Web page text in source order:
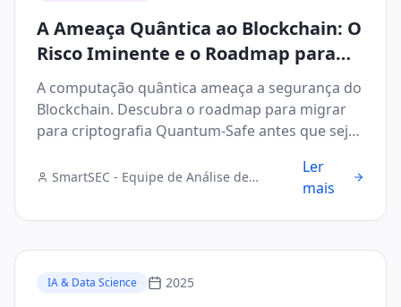
A Ameaça Quântica ao Blockchain: O
Risco Iminente e o Roadmap para
Criptografia Quantum-Safe
A computação quântica ameaça a segurança do
Blockchain. Descubra o roadmap para migrar
para criptografia Quantum-Safe antes que seja
SmartSEC - Equipe de Análise de
Ler
mais
IA & Data Science 2025